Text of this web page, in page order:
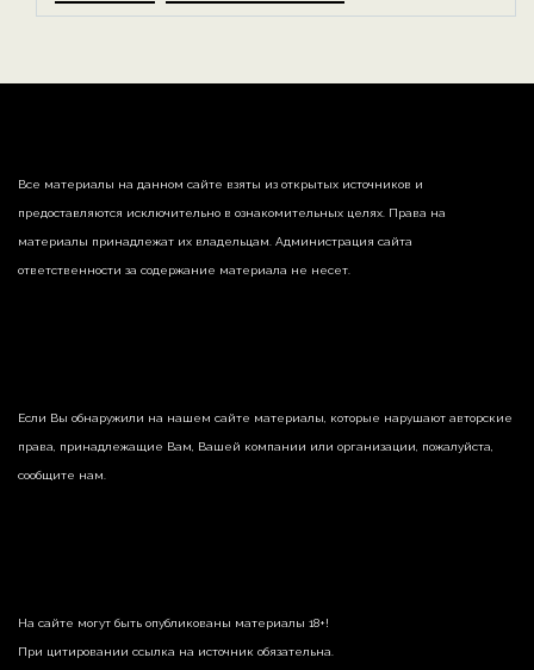
Все материалы на данном сайте взяты из открытых источников и
предоставляются исключительно в ознакомительных целях. Права на
материалы принадлежат их владельцам. Администрация сайта
ответственности за содержание материала не несет.
Если Вы обнаружили на нашем сайте материалы, которые нарушают авторские
права, принадлежащие Вам, Вашей компании или организации, пожалуйста,
сообщите нам.
На сайте могут быть опубликованы материалы 18+!
При цитировании ссылка на источник обязательна.